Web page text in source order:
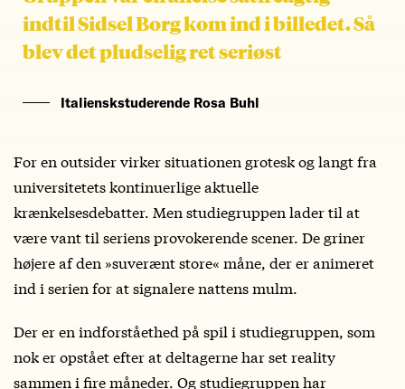
indtil Sidsel Borg kom ind i billedet. Så
blev det pludselig ret seriøst
Italienskstuderende Rosa Buhl
For en outsider virker situationen grotesk og langt fra
universitetets kontinuerlige aktuelle
krænkelsesdebatter. Men studiegruppen lader til at
være vant til seriens provokerende scener. De griner
højere af den »suverænt store« måne, der er animeret
ind i serien for at signalere nattens mulm.
Der er en indforståethed på spil i studiegruppen, som
nok er opstået efter at deltagerne har set reality
sammen i fire måneder. Og studiegruppen har